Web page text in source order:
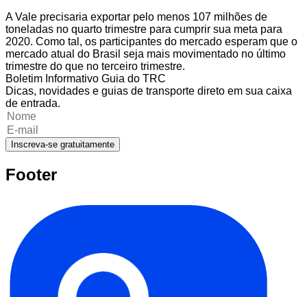
A Vale precisaria exportar pelo menos 107 milhões de
toneladas no quarto trimestre para cumprir sua meta para
2020. Como tal, os participantes do mercado esperam que o
mercado atual do Brasil seja mais movimentado no último
trimestre do que no terceiro trimestre.
Boletim Informativo Guia do TRC
Dicas, novidades e guias de transporte direto em sua caixa
de entrada.
Inscreva-se gratuitamente
Footer